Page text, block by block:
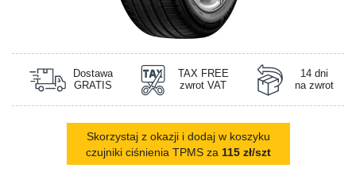
Dostawa
GRATIS
TAX FREE
zwrot VAT
14 dni
na zwrot
Skorzystaj z okazji i dodaj w koszyku
czujniki ciśnienia TPMS za 115 zł/szt